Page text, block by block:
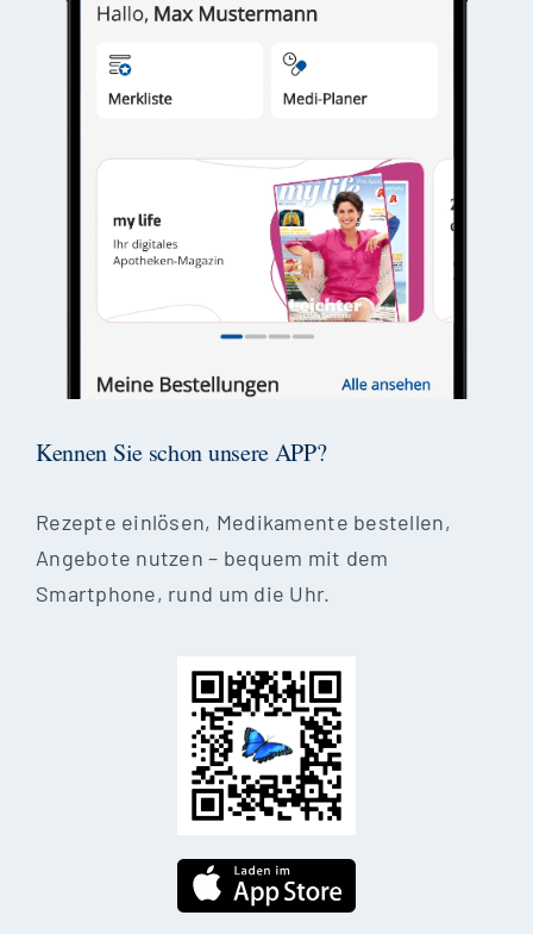
Kennen Sie schon unsere APP?
Rezepte einlösen, Medikamente bestellen,
Angebote nutzen – bequem mit dem
Smartphone, rund um die Uhr.